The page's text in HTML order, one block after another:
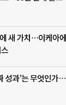
새 가치…이케아
성과’는 무엇인가